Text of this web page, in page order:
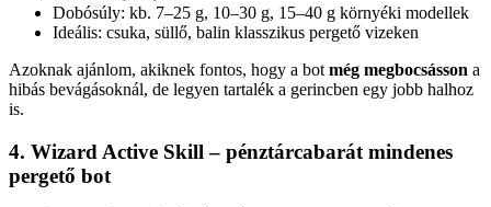
Dobósúly: kb. 7–25 g, 10–30 g, 15–40 g környéki modellek
Ideális: csuka, süllő, balin klasszikus pergető vizeken
Azoknak ajánlom, akiknek fontos, hogy a bot még megbocsásson a
hibás bevágásoknál, de legyen tartalék a gerincben egy jobb halhoz
is.
4. Wizard Active Skill – pénztárcabarát mindenes
pergető bot